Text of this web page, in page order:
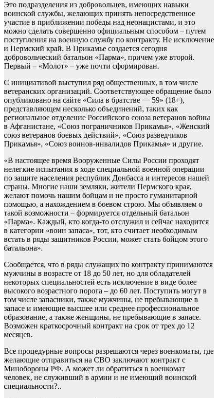
Это подразделения из добровольцев, имеющих навыки
воинской службы, желающих принять непосредственное
участие в приближении победы над неонацистами, и это
можно сделать совершенно официальным способом – путем
поступления на военную службу по контракту. Не исключение
и Пермский край. В Прикамье создается сегодня
добровольческий батальон «Парма», причем уже второй.
Первый – «Молот» – уже почти сформирован.
С инициативой выступил ряд общественных, в том числе
ветеранских организаций. Соответствующее обращение было
опубликовано на сайте «Сила в братстве — 59» (18+),
представляющем несколько объединений, таких как
региональное отделение Российского союза ветеранов войны
в Афганистане, «Союз пограничников Прикамья», «Женский
союз ветеранов боевых действий», «Союз разведчиков
Прикамья», «Союз воинов-инвалидов Прикамья» и другие.
«В настоящее время Вооруженные Силы России проходят
нелегкие испытания в ходе специальной военной операции
по защите населения республик Донбасса и интересов нашей
страны. Многие наши земляки, жители Пермского края,
желают помочь нашим бойцам и не просто гуманитарной
помощью, а нахождением в боевом строю. Мы объявляем о
такой возможности – формируется отдельный батальон
«Парма». Каждый, кто когда-то отслужил и сейчас находится
в категории «воин запаса», тот, кто считает необходимым
встать в ряды защитников России, может стать бойцом этого
батальона».
Сообщается, что в ряды служащих по контракту принимаются
мужчины в возрасте от 18 до 50 лет, но для обладателей
некоторых специальностей есть исключение в виде более
высокого возрастного порога – до 60 лет. Поступить могут в
том числе запасники, также мужчины, не пребывающие в
запасе и имеющие высшее или среднее профессиональное
образование, а также женщины, не пребывающие в запасе.
Возможен краткосрочный контракт на срок от трех до 12
месяцев.
Все процедурные вопросы разрешаются через военкоматы, где
желающие отправиться на СВО заключают контракт с
Минобороны РФ. А может ли обратиться в военкомат
человек, не служивший в армии и не имеющий воинской
специальности?..